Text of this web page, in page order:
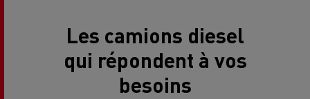
Les camions diesel
qui répondent à vos
besoins